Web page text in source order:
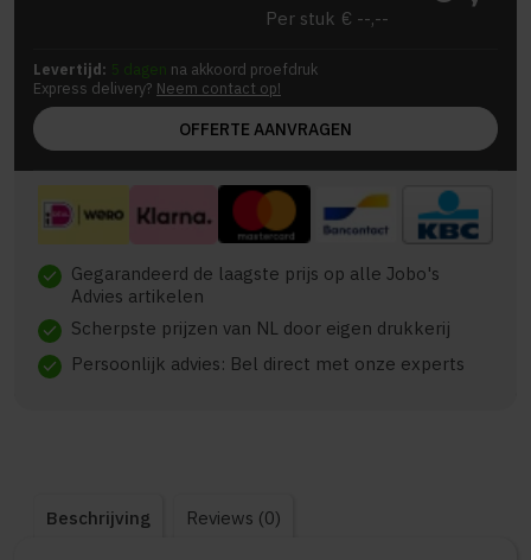
Per stuk € --,--
Levertijd: 5 dagen na akkoord proefdruk
Express delivery? Neem contact op!
OFFERTE AANVRAGEN
check Gegarandeerd de laagste prijs op alle Jobo's
Advies artikelen
check Scherpste prijzen van NL door eigen drukkerij
check Persoonlijk advies: Bel direct met onze experts
Beschrijving Reviews (0)